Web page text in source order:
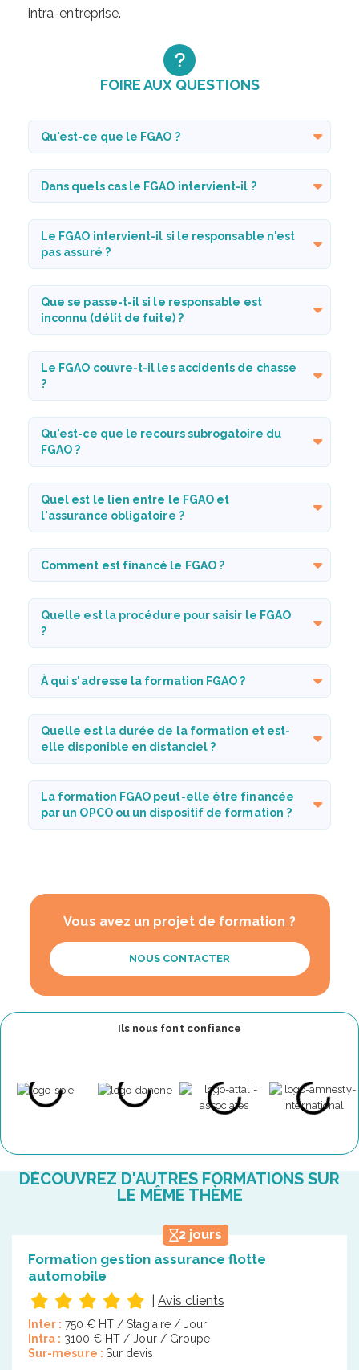
intra-entreprise.
FOIRE AUX QUESTIONS
Qu'est-ce que le FGAO ?
Dans quels cas le FGAO intervient-il ?
Le FGAO intervient-il si le responsable n'est
pas assuré ?
Que se passe-t-il si le responsable est
inconnu (délit de fuite) ?
Le FGAO couvre-t-il les accidents de chasse
?
Qu'est-ce que le recours subrogatoire du
FGAO ?
Quel est le lien entre le FGAO et
l'assurance obligatoire ?
Comment est financé le FGAO ?
Quelle est la procédure pour saisir le FGAO
?
À qui s'adresse la formation FGAO ?
Quelle est la durée de la formation et est-
elle disponible en distanciel ?
La formation FGAO peut-elle être financée
par un OPCO ou un dispositif de formation ?
Vous avez un projet de formation ?
NOUS CONTACTER
Ils nous font confiance
DÉCOUVREZ D'AUTRES FORMATIONS SUR
LE MÊME THÈME
2 jours
Formation gestion assurance flotte
automobile
Avis clients
Inter : 750 € HT / Stagiaire / Jour
Intra : 3100 € HT / Jour / Groupe
Sur-mesure : Sur devis